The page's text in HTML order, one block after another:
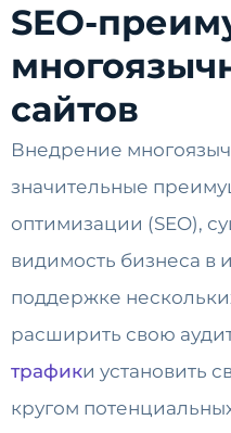
SEO-
сайтов
Внедрение
значительные
оптимизации (SEO),
видимость бизнеса в
поддержке
расширить свою
трафики установить
кругом